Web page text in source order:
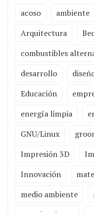
acoso ambiente
Arquitectura
combustibles
desarrollo
Educación
energía limpia
GNU/Linux
Impresión 3D
Innovación
medio ambiente